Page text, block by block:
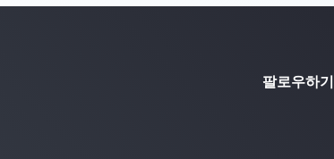
팔로우하기